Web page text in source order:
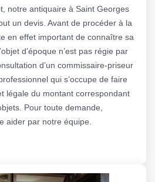
notre antiquaire à Saint Georges
un devis. Avant de procéder à la
en effet important de connaître sa
d’époque n’est pas régie par
d’un commissaire-priseur
qui s’occupe de faire
légale du montant correspondant
Pour toute demande,
aider par notre équipe.